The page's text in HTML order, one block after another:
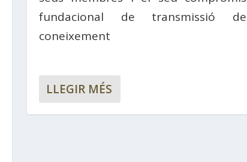
fundacional de transmissió de
coneixement
LLEGIR MÉS